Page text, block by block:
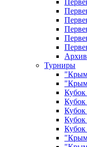
Турниры